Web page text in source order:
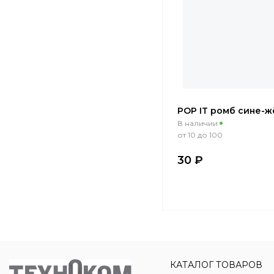
POP IT ромб сине-
В наличии
от 10 до 100
30 ₽
КАТАЛОГ ТОВАРОВ